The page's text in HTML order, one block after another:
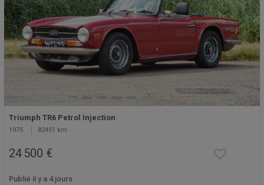
Triumph TR6 Petrol Injection
1975 82451 km
24 500 €
Publié il y a 4 jours